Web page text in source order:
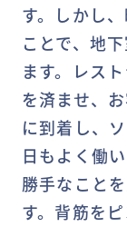
す。しかし
ことで、地
ます。レス
を済ませ、
に到着し、
日もよく働
勝手なこと
す。背筋を